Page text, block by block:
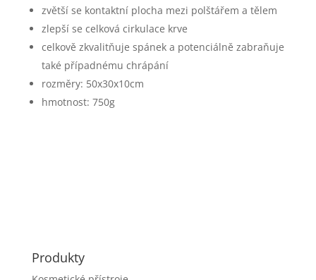
zvětší se kontaktní plocha mezi polštářem a tělem
zlepší se celková cirkulace krve
celkově zkvalitňuje spánek a potenciálně zabraňuje
také případnému chrápání
rozměry: 50x30x10cm
hmotnost: 750g
Produkty